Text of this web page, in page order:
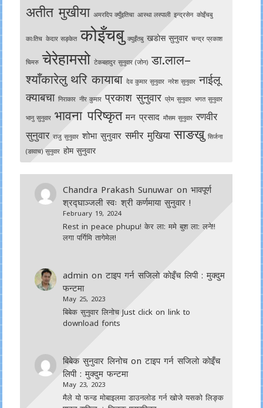
अतीत मुखीया अमरदिप क्युँइतिचा आस्था लस्पाली इन्द्रसेन काेइँचबु
काःतिच केदार सङ्केत कोइँचबु क्युइँतबु खडोस सुनुवार चन्द्र प्रकाश
चिमरु चेरेहामसो टेकबहादुर सुनुवार (जोन) डा.लाल–
श्याँकारेलु थरि कायाबा देव कुमार सुनुवार नरेश सुनुवार नाईलू
क्याबचा निराकार नीर कुमार प्रकाश सुनुवार प्रेम सुनुवार भगत सुनुवार
भानु सुनुवार भावना परिष्कृत मन प्रसाद मौसम सुनुवार रणवीर
सुनुवार राजु सुनुवार शोभा सुनुवार समीर मुखिया साङखु सिर्जना
(ङावाच) सुनुवार होम सुनुवार
Chandra Prakash Sunuwar onभावपूर्ण
श्रद्घाञ्जली स्वः श्री कर्णमाया सुनुवार !
February 19, 2024
Rest in peace phupu! केर ला: ममे बुश ला: लने!!
लगा पर्गिमि तागेमेल!
admin onटाइप गर्न सजिलाे काेइँच लिपी : मुक्दुम
फन्टमा
May 25, 2023
बिबेक सुनुवार लिनोच Just click on link to
download fonts
बिबेक सुनुवार लिनोचonटाइप गर्न सजिलाे काेइँच
लिपी : मुक्दुम फन्टमा
May 23, 2023
मैले यो फन्ड मोबाइलमा डाउनल‍ोड गर्न खोजे यसको लिङ्क